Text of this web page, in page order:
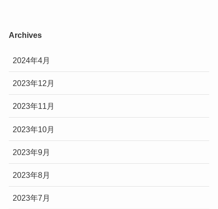
Archives
2024年4月
2023年12月
2023年11月
2023年10月
2023年9月
2023年8月
2023年7月